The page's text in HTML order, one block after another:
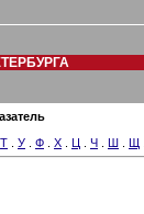
Т У Ф Х Ц Ч Ш Щ